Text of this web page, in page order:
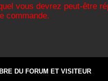
vous devrez peut-être
commande.
DU FORUM ET VISITEUR